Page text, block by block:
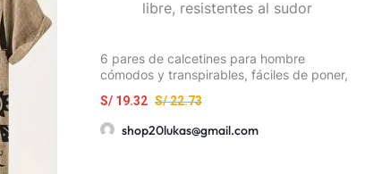
6 pares de calcetines para hombre
cómodos y transpirables, fáciles de poner,
resistentes al sudor
S/22.73
S/ 19.32
shop20lukas@gmail.com